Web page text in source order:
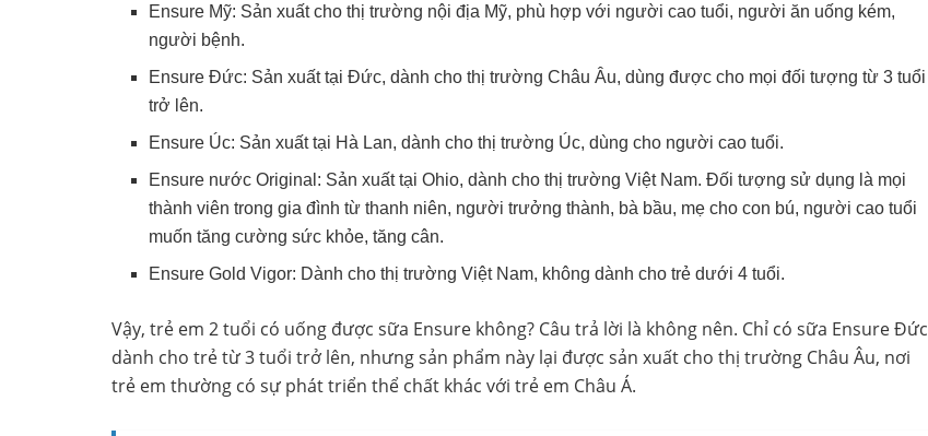
Ensure Mỹ: Sản xuất cho thị trường nội địa Mỹ, phù hợp với người cao tuổi, người ăn uống kém,
người bệnh.
Ensure Đức: Sản xuất tại Đức, dành cho thị trường Châu Âu, dùng được cho mọi đối tượng từ 3 tuổi
trở lên.
Ensure Úc: Sản xuất tại Hà Lan, dành cho thị trường Úc, dùng cho người cao tuổi.
Ensure nước Original: Sản xuất tại Ohio, dành cho thị trường Việt Nam. Đối tượng sử dụng là mọi
thành viên trong gia đình từ thanh niên, người trưởng thành, bà bầu, mẹ cho con bú, người cao tuổi
muốn tăng cường sức khỏe, tăng cân.
Ensure Gold Vigor: Dành cho thị trường Việt Nam, không dành cho trẻ dưới 4 tuổi.
Vậy, trẻ em 2 tuổi có uống được sữa Ensure không? Câu trả lời là không nên. Chỉ có sữa Ensure Đức
dành cho trẻ từ 3 tuổi trở lên, nhưng sản phẩm này lại được sản xuất cho thị trường Châu Âu, nơi
trẻ em thường có sự phát triển thể chất khác với trẻ em Châu Á.